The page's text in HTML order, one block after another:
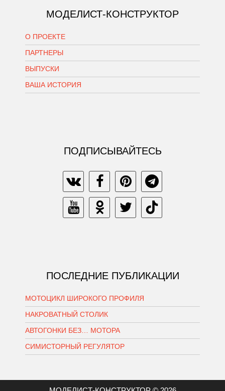
МОДЕЛИСТ-КОНСТРУКТОР
О ПРОЕКТЕ
ПАРТНЕРЫ
ВЫПУСКИ
ВАША ИСТОРИЯ
ПОДПИСЫВАЙТЕСЬ
ПОСЛЕДНИЕ ПУБЛИКАЦИИ
МОТОЦИКЛ ШИРОКОГО ПРОФИЛЯ
НАКРОВАТНЫЙ СТОЛИК
АВТОГОНКИ БЕЗ… МОТОРА
СИМИСТОРНЫЙ РЕГУЛЯТОР